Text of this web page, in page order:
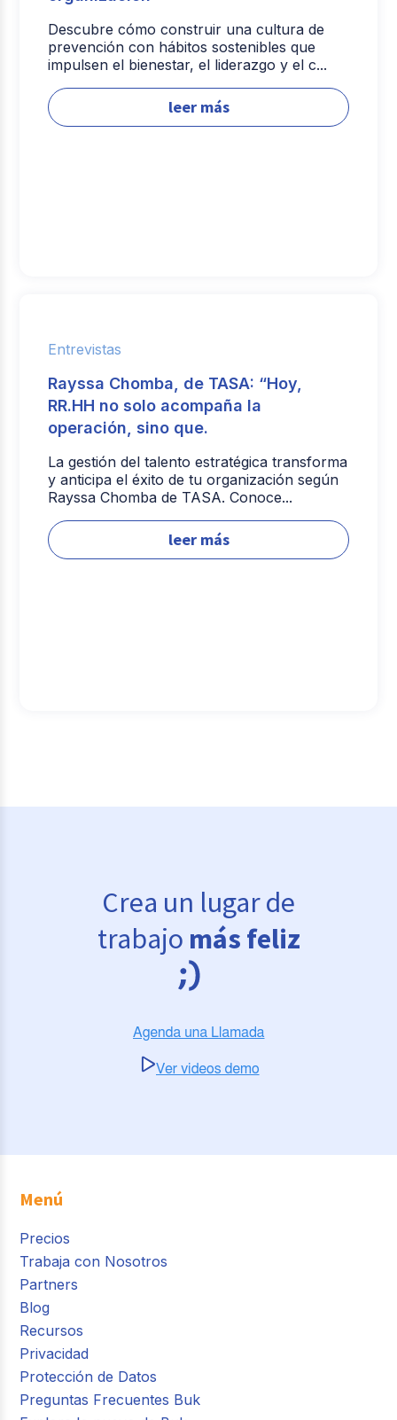
Descubre cómo construir una cultura de
prevención con hábitos sostenibles que
impulsen el bienestar, el liderazgo y el c...
leer más
Entrevistas
Rayssa Chomba, de TASA: “Hoy,
RR.HH no solo acompaña la
operación, sino que.
La gestión del talento estratégica transforma
y anticipa el éxito de tu organización según
Rayssa Chomba de TASA. Conoce...
leer más
Crea un lugar de
trabajo más feliz
Menú
Precios
Trabaja con Nosotros
Partners
Blog
Recursos
Privacidad
Protección de Datos
Preguntas Frecuentes Buk